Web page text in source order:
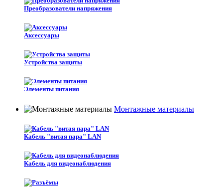
Преобразователи напряжения
Аксессуары
Устройства защиты
Элементы питания
Монтажные материалы
Кабель "витая пара" LAN
Кабель для видеонаблюдения